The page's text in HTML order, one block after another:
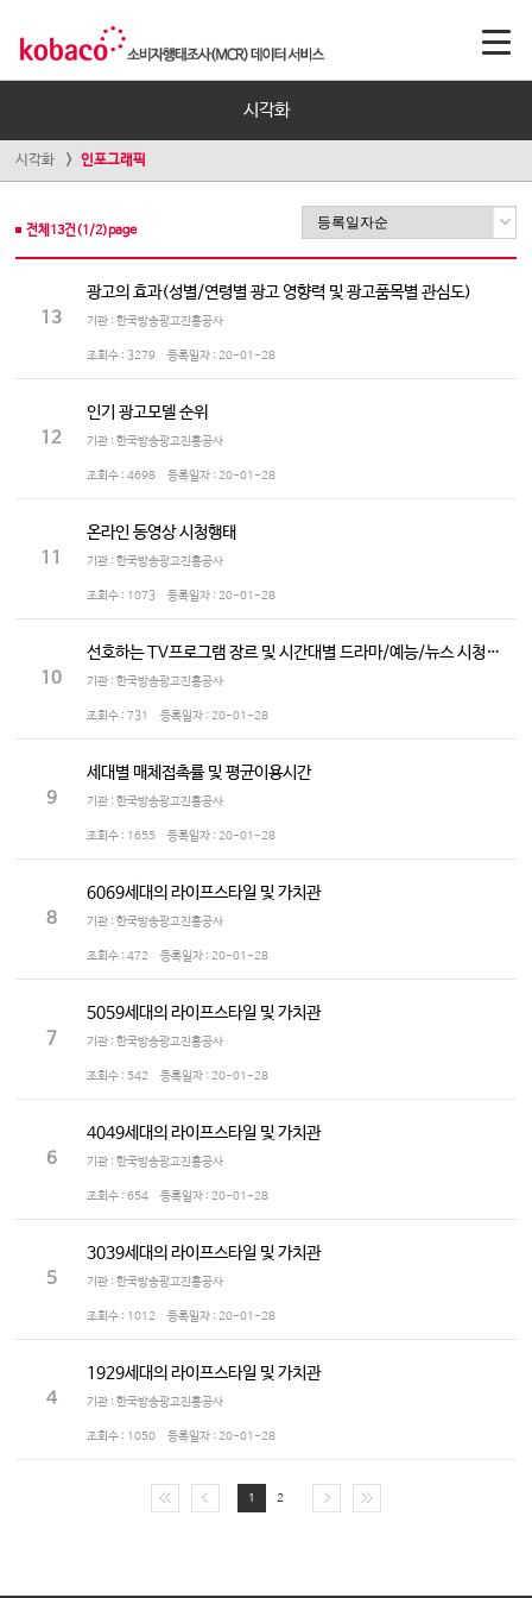
시각화
시각화 인포그래픽
전체 13건(1 /2)page
13
광고의 효과(성별/연령별 광고 영향력 및 광고품목별 관심도)
기관 : 한국방송광고진흥공사
조회수 : 3279 등록일자 : 20-01-28
12
인기 광고모델 순위
기관 : 한국방송광고진흥공사
조회수 : 4698 등록일자 : 20-01-28
11
온라인 동영상 시청행태
기관 : 한국방송광고진흥공사
조회수 : 1073 등록일자 : 20-01-28
10
선호하는 TV프로그램 장르 및 시간대별 드라마/예능/뉴스 시청정도
기관 : 한국방송광고진흥공사
조회수 : 731 등록일자 : 20-01-28
9
세대별 매체접촉률 및 평균이용시간
기관 : 한국방송광고진흥공사
조회수 : 1655 등록일자 : 20-01-28
8
6069세대의 라이프스타일 및 가치관
기관 : 한국방송광고진흥공사
조회수 : 472 등록일자 : 20-01-28
7
5059세대의 라이프스타일 및 가치관
기관 : 한국방송광고진흥공사
조회수 : 542 등록일자 : 20-01-28
6
4049세대의 라이프스타일 및 가치관
기관 : 한국방송광고진흥공사
조회수 : 654 등록일자 : 20-01-28
5
3039세대의 라이프스타일 및 가치관
기관 : 한국방송광고진흥공사
조회수 : 1012 등록일자 : 20-01-28
4
1929세대의 라이프스타일 및 가치관
기관 : 한국방송광고진흥공사
조회수 : 1050 등록일자 : 20-01-28
1 2